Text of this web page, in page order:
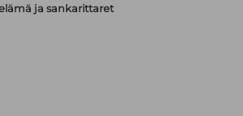
ja sankarittaret